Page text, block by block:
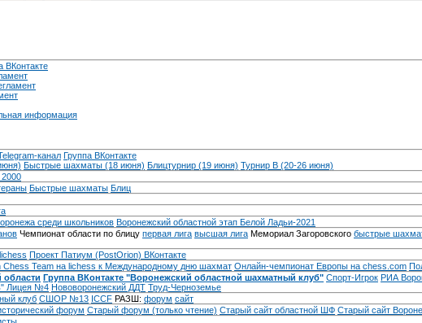
ВКонтакте
информация
канал Группа ВКонтакте
Быстрые шахматы (18 июня) Блицтурнир (19 июня) Турнир B (20-26 июня)
Быстрые шахматы Блиц
среди школьников Воронежский областной этап Белой Ладьи-2021
Чемпионат области по блицу первая лига высшая лига Мемориал Загоровского быстрые
Проект Патиум (PostOrion) ВКонтакте
Chess Team на lichess к Международному дню шахмат Онлайн-чемпионат Европы на chess.com
области Группа ВКонтакте "Воронежский областной шахматный клуб" Спорт-Игрок РИА
Лицея №4 Нововоронежский ДДТ Труд-Черноземье
клуб СШОР №13 ICCF РАЗШ: форум сайт
форум Cтарый форум (только чтение) Старый сайт областной ШФ Старый сайт